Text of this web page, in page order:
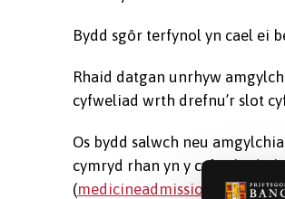
Bydd sgôr terfynol yn cael ei
Rhaid datgan unrhyw
cyfweliad wrth drefnu’r slot
Os bydd salwch neu
cymryd rhan yn y cyfweliad,
(